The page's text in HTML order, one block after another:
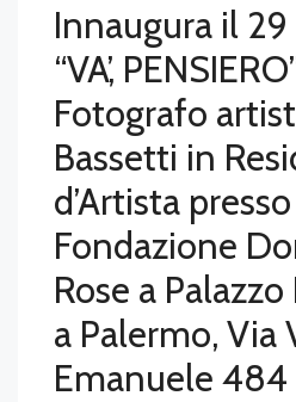
Innaugura il
“VA’,
Fotografo
Bassetti in
d’Artista
Fondazione
Rose a
a Palermo, Via
Emanuele 484